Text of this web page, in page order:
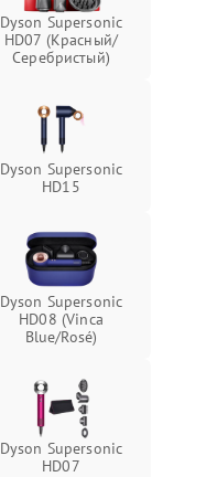
Dyson Supersonic
HD07 (Красный/
Серебристый)
Dyson Supersonic
HD15
Dyson Supersonic
HD08 (Vinca
Blue/Rosé)
Dyson Supersonic
HD07